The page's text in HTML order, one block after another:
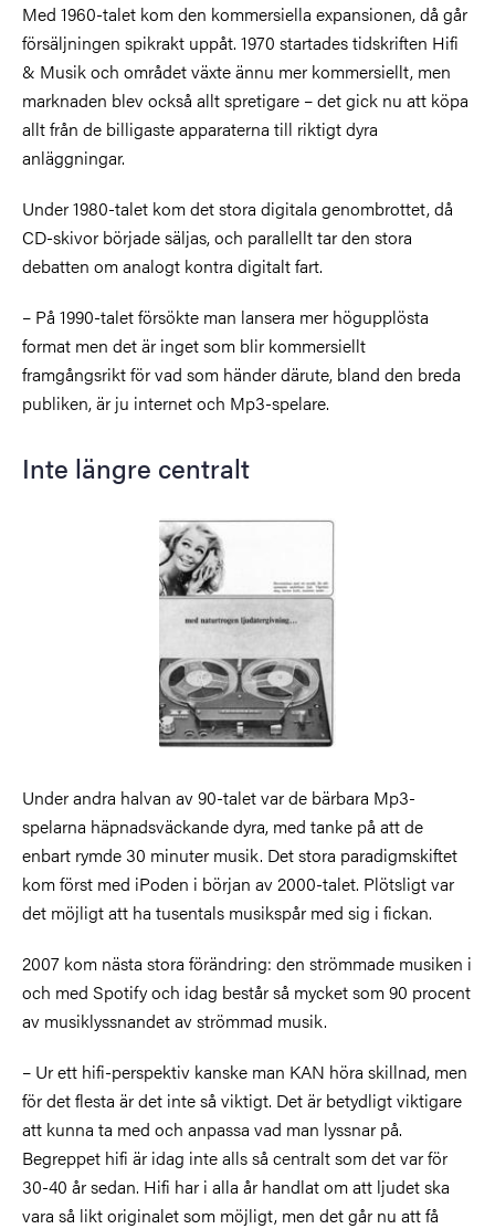
Med 1960-talet kom den kommersiella expansionen, då går
försäljningen spikrakt uppåt. 1970 startades tidskriften Hifi
& Musik och området växte ännu mer kommersiellt, men
marknaden blev också allt spretigare – det gick nu att köpa
allt från de billigaste apparaterna till riktigt dyra
anläggningar.
Under 1980-talet kom det stora digitala genombrottet, då
CD-skivor började säljas, och parallellt tar den stora
debatten om analogt kontra digitalt fart.
– På 1990-talet försökte man lansera mer högupplösta
format men det är inget som blir kommersiellt
framgångsrikt för vad som händer därute, bland den breda
publiken, är ju internet och Mp3-spelare.
Inte längre centralt
Bild
Under andra halvan av 90-talet var de bärbara Mp3-
spelarna häpnadsväckande dyra, med tanke på att de
enbart rymde 30 minuter musik. Det stora paradigmskiftet
kom först med iPoden i början av 2000-talet. Plötsligt var
det möjligt att ha tusentals musikspår med sig i fickan.
2007 kom nästa stora förändring: den strömmade musiken i
och med Spotify och idag består så mycket som 90 procent
av musiklyssnandet av strömmad musik.
– Ur ett hifi-perspektiv kanske man KAN höra skillnad, men
för det flesta är det inte så viktigt. Det är betydligt viktigare
att kunna ta med och anpassa vad man lyssnar på.
Begreppet hifi är idag inte alls så centralt som det var för
30-40 år sedan. Hifi har i alla år handlat om att ljudet ska
vara så likt originalet som möjligt, men det går nu att få